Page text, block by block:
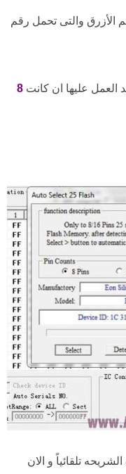
الأزرق والتى تحمل رقم
8
تلقائياً و الان